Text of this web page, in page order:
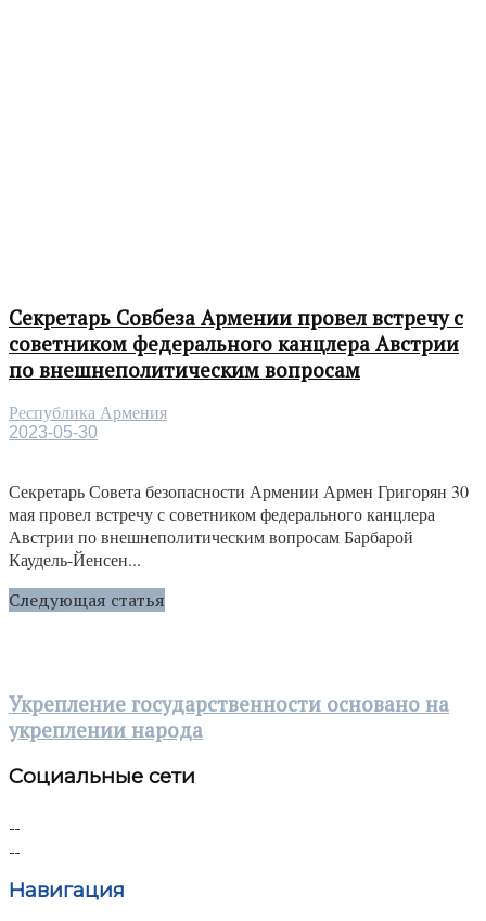
Секретарь Совбеза Армении провел встречу с
советником федерального канцлера Австрии
по внешнеполитическим вопросам
Республика Армения
2023-05-30
Секретарь Совета безопасности Армении Армен Григорян 30
мая провел встречу с советником федерального канцлера
Австрии по внешнеполитическим вопросам Барбарой
Каудель-Йенсен...
Следующая статья
Укрепление государственности основано на
укреплении народа
Социальные сети
Навигация